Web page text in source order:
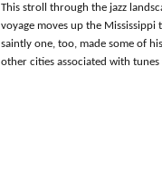
This stroll through the jazz
voyage moves up the
saintly one, too, made some of
other cities associated with